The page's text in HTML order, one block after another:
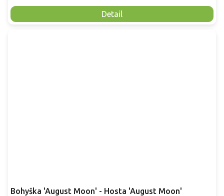
Detail
Bohyška 'August Moon' - Hosta 'August Moon'